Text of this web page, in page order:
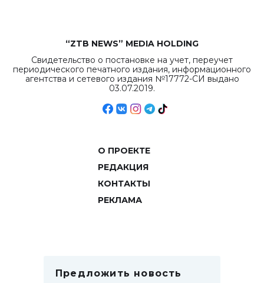
“ZTB NEWS” MEDIA HOLDING
Свидетельство о постановке на учет, переучет
периодического печатного издания, информационного
агентства и сетевого издания №17772-СИ выдано
03.07.2019.
О ПРОЕКТЕ
РЕДАКЦИЯ
КОНТАКТЫ
РЕКЛАМА
Предложить новость